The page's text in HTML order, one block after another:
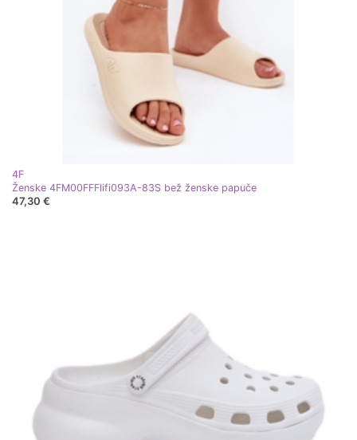
4F
Ženske 4FM00FFFlifi093A-83S bež ženske papuče
47,30 €